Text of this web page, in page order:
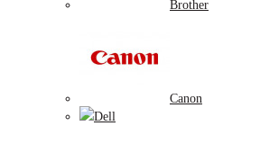
Brother
Canon
Dell